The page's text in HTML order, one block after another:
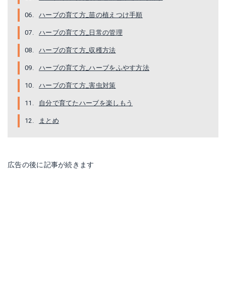
ハーブの育て方_苗の植えつけ手順
ハーブの育て方_日常の管理
ハーブの育て方_収穫方法
ハーブの育て方_ハーブをふやす方法
ハーブの育て方_害虫対策
自分で育てたハーブを楽しもう
まとめ
広告の後に記事が続きます